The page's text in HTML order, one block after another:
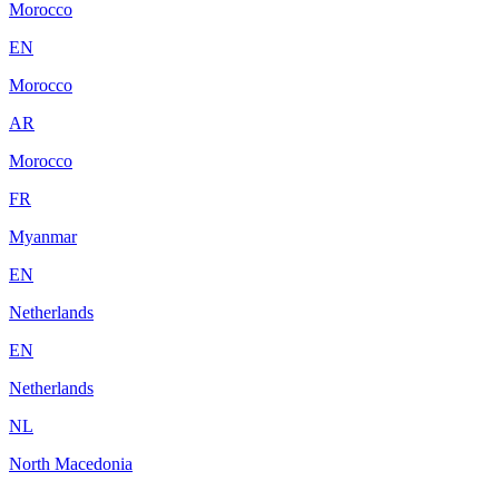
Morocco
EN
Morocco
AR
Morocco
FR
Myanmar
EN
Netherlands
EN
Netherlands
NL
North Macedonia